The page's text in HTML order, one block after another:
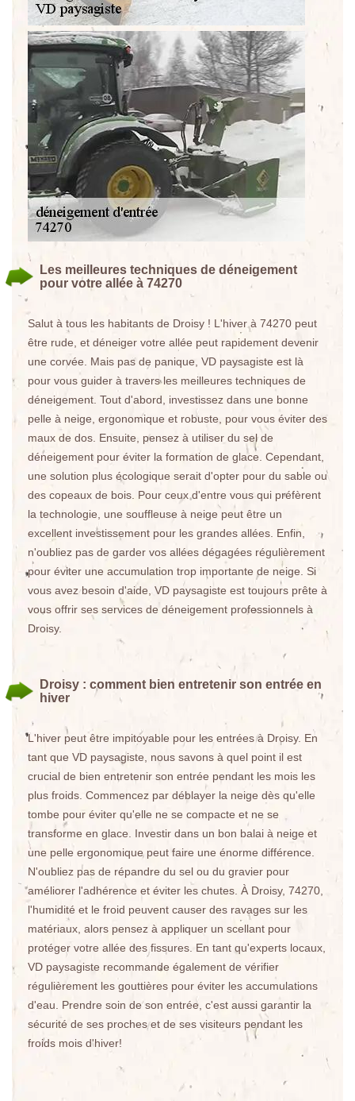
Les meilleures techniques de déneigement
pour votre allée à 74270
Salut à tous les habitants de Droisy ! L'hiver à 74270 peut
être rude, et déneiger votre allée peut rapidement devenir
une corvée. Mais pas de panique, VD paysagiste est là
pour vous guider à travers les meilleures techniques de
déneigement. Tout d'abord, investissez dans une bonne
pelle à neige, ergonomique et robuste, pour vous éviter des
maux de dos. Ensuite, pensez à utiliser du sel de
déneigement pour éviter la formation de glace. Cependant,
une solution plus écologique serait d'opter pour du sable ou
des copeaux de bois. Pour ceux d'entre vous qui préfèrent
la technologie, une souffleuse à neige peut être un
excellent investissement pour les grandes allées. Enfin,
n'oubliez pas de garder vos allées dégagées régulièrement
pour éviter une accumulation trop importante de neige. Si
vous avez besoin d'aide, VD paysagiste est toujours prête à
vous offrir ses services de déneigement professionnels à
Droisy.
Droisy : comment bien entretenir son entrée en
hiver
L'hiver peut être impitoyable pour les entrées à Droisy. En
tant que VD paysagiste, nous savons à quel point il est
crucial de bien entretenir son entrée pendant les mois les
plus froids. Commencez par déblayer la neige dès qu'elle
tombe pour éviter qu'elle ne se compacte et ne se
transforme en glace. Investir dans un bon balai à neige et
une pelle ergonomique peut faire une énorme différence.
N'oubliez pas de répandre du sel ou du gravier pour
améliorer l'adhérence et éviter les chutes. À Droisy, 74270,
l'humidité et le froid peuvent causer des ravages sur les
matériaux, alors pensez à appliquer un scellant pour
protéger votre allée des fissures. En tant qu'experts locaux,
VD paysagiste recommande également de vérifier
régulièrement les gouttières pour éviter les accumulations
d'eau. Prendre soin de son entrée, c'est aussi garantir la
sécurité de ses proches et de ses visiteurs pendant les
froids mois d'hiver!